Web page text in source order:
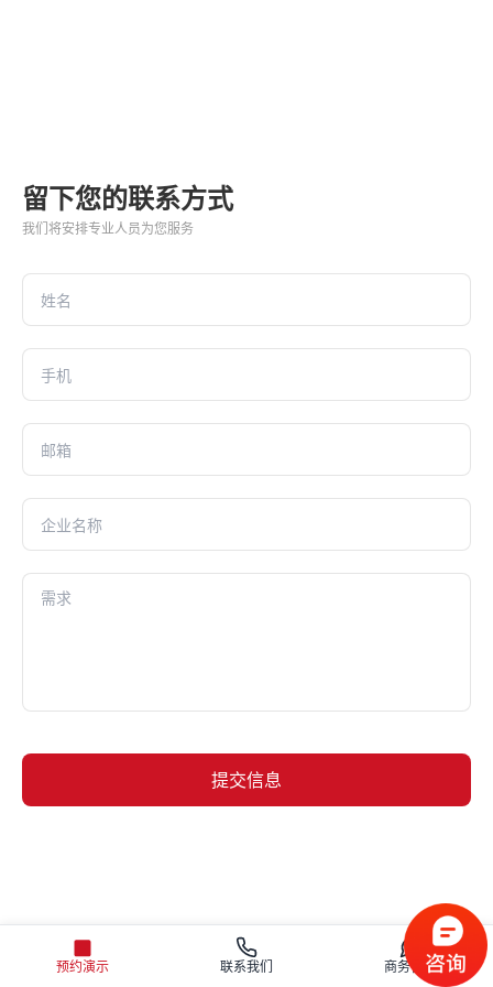
预约演示 联系我们 商务咨询
留下您的联系方式
我们将安排专业人员为您服务
提交信息
或预约产品演示，请咨询：400-042-4009